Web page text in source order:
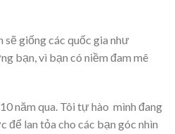
giống các quốc gia như
bạn, vì bạn có niềm đam mê
năm qua. Tôi tự hào mình đang
lan tỏa cho các bạn góc nhìn